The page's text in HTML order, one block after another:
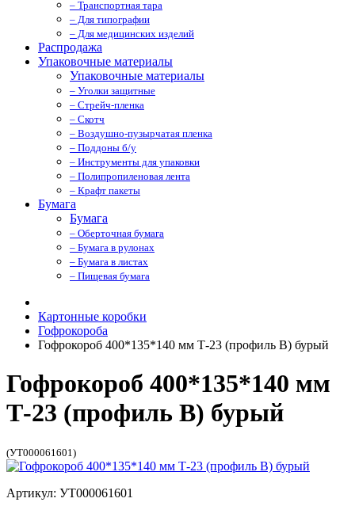
– Транспортная тара
– Для типографии
– Для медицинских изделий
Распродажа
Упаковочные материалы
Упаковочные материалы
– Уголки защитные
– Стрейч-пленка
– Скотч
– Воздушно-пузырчатая пленка
– Поддоны б/у
– Инструменты для упаковки
– Полипропиленовая лента
– Крафт пакеты
Бумага
Бумага
– Оберточная бумага
– Бумага в рулонах
– Бумага в листах
– Пищевая бумага
Картонные коробки
Гофрокороба
Гофрокороб 400*135*140 мм Т-23 (профиль B) бурый
Гофрокороб 400*135*140 мм
Т-23 (профиль B) бурый
(УТ000061601)
Артикул: УТ000061601